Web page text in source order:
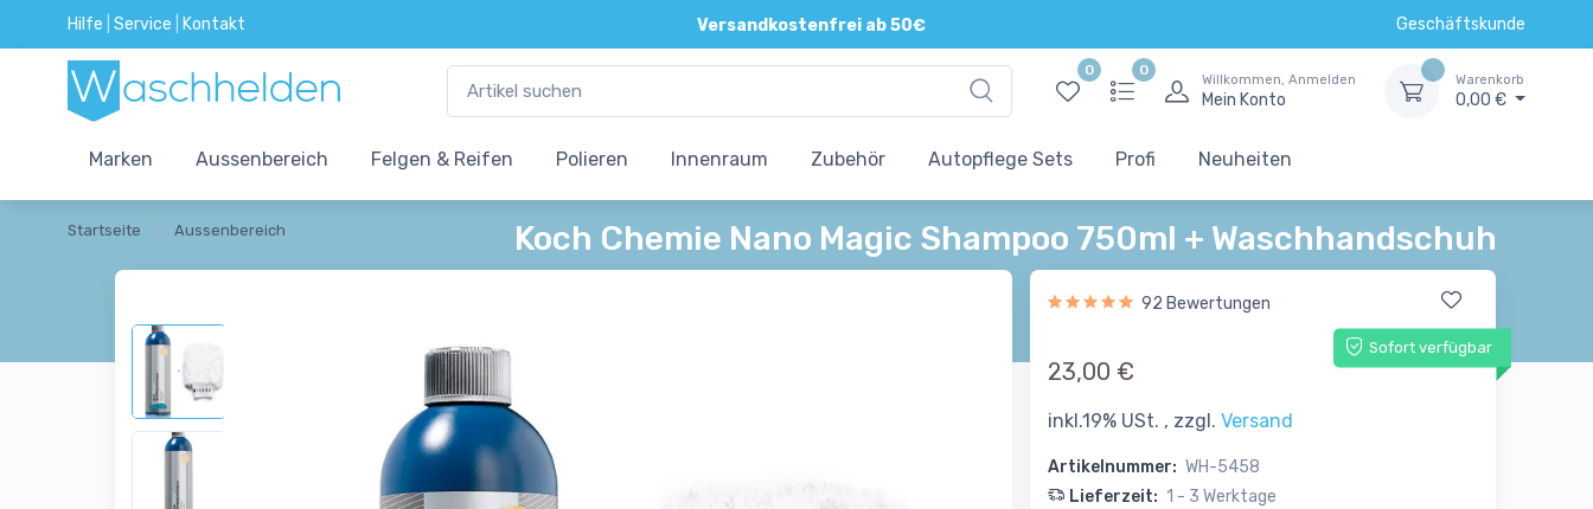
Hilfe Service Kontakt Versandkostenfrei ab 50€
Direkte und persönliche Beratung Geschäftskunde
0 0
Willkommen, Anmelden
Mein Konto
Warenkorb
0,00 €
Marken Aussenbereich Felgen & Reifen Polieren Innenraum Zubehör Autopflege Sets Profi Neuheiten
Startseite Aussenbereich Koch Chemie Nano Magic Shampoo 750ml + Waschhandschuh
92 Bewertungen
Sofort verfügbar
23,00 €
inkl.19% USt. , zzgl. Versand
Artikelnummer: WH-5458
Lieferzeit: 1 - 3 Werktage